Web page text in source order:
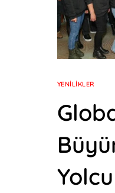
YENILIKLER